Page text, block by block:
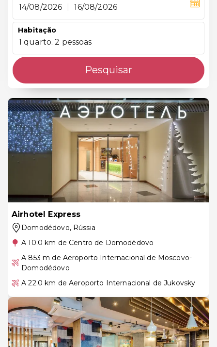
14/08/2026 16/08/2026
Habitação
1 quarto. 2 pessoas
Pesquisar
Airhotel Express
Domodédovo, Rússia
A 10.0 km de Centro de Domodédovo
A 853 m de Aeroporto Internacional de Moscovo-
Domodédovo
A 22.0 km de Aeroporto Internacional de Jukovsky